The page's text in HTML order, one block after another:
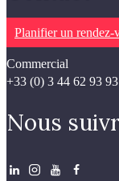
Planifier un rendez-
Commercial
+33 (0) 3 44 62 93 93
Nous